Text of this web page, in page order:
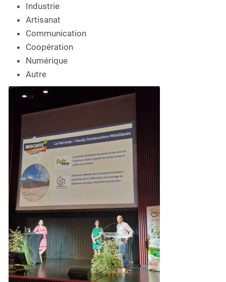
Industrie
Artisanat
Communication
Coopération
Numérique
Autre